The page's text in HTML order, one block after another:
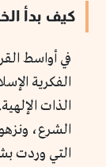
كيف بدأ
في أواسط
الفكرية
الذات
الشرع،
التي وردت